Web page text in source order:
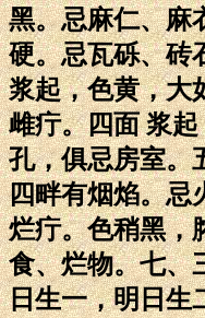
黑。忌麻仁、麻
硬。忌瓦砾、砖
浆起，色黄，大
雌疔。四面 浆
孔，俱忌房室。
四畔有烟焰。忌
烂疔。色稍黑，
食、烂物。七、
日生一，明日生